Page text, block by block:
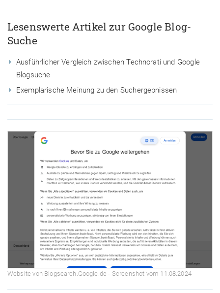
Lesenswerte Artikel zur Google Blog-
Suche
Ausführlicher Vergleich zwischen Technorati und Google
Blogsuche
Exemplarische Meinung zu den Suchergebnissen
Website von Blogsearch.Google.de - Screenshot vom 11.08.2024